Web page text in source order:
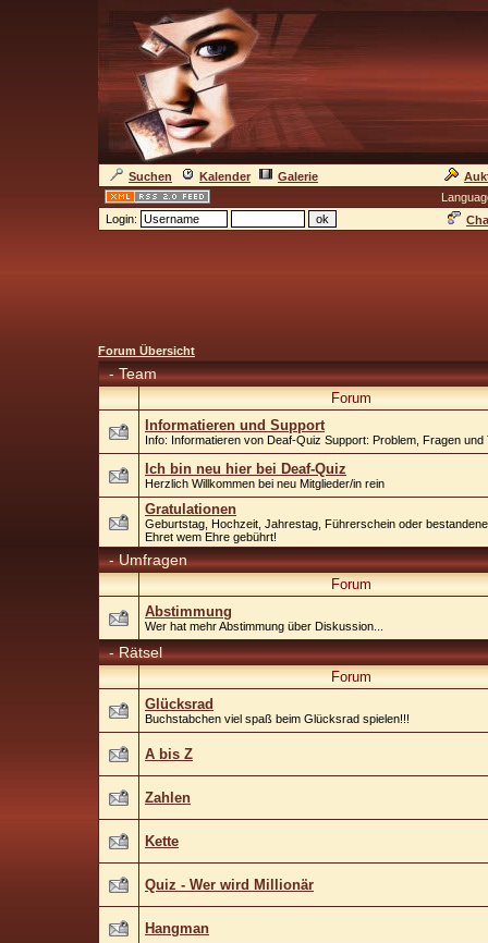
Suchen Kalender Galerie
Login:
Forum Übersicht
- Team
Forum
Informatieren und Support
Info: Informatieren von Deaf-Quiz Support: Problem, Fragen und
Ich bin neu hier bei Deaf-Quiz
Herzlich Willkommen bei neu Mitglieder/in rein
Gratulationen
Geburtstag, Hochzeit, Jahrestag, Führerschein oder
Ehret wem Ehre gebührt!
- Umfragen
Forum
Abstimmung
Wer hat mehr Abstimmung über Diskussion...
- Rätsel
Forum
Glücksrad
Buchstabchen viel spaß beim Glücksrad spielen!!!
A bis Z
Zahlen
Kette
Quiz - Wer wird Millionär
Hangman